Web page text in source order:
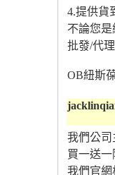
4.提供貨
不論您
批發/代
OB紐斯
我們公司
買一送
我們官網